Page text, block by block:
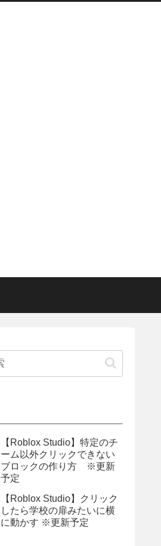
【Roblox Studio】特定のチ
ーム以外クリックできない
ブロックの作り方 ※更新
予定
【Roblox Studio】クリック
したら学校の扉みたいに横
に動かす ※更新予定